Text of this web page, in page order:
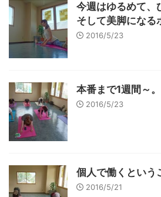
今週はゆるめて、
そして美脚になる
2016/5/23
本番まで1週間～
2016/5/23
個人で働くという
2016/5/21